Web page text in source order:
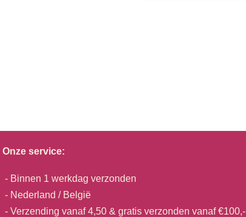
Onze service:
- Binnen 1 werkdag verzonden
- Nederland / België
- Verzending vanaf 4,50 & gratis verzonden vanaf €100,-